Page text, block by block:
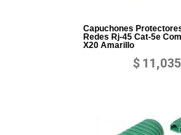
Capuchones
Redes Rj-45 Cat-5e
X20 Amarillo
$ 11,035